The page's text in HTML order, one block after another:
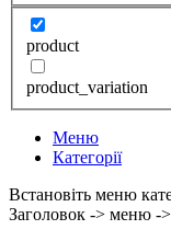
product
product_variation
Меню
Категорії
Встановіть меню
Заголовок -> меню ->